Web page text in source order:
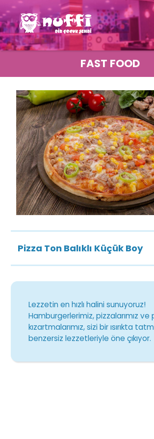
FAST FOOD
Pizza Ton Balıklı Küçük Boy
Lezzetin en hızlı halini sunuyoruz!
Hamburgerlerimiz, pizzalarımız
kızartmalarımız, sizi bir ısırıkta
benzersiz lezzetleriyle öne çıkıyor.